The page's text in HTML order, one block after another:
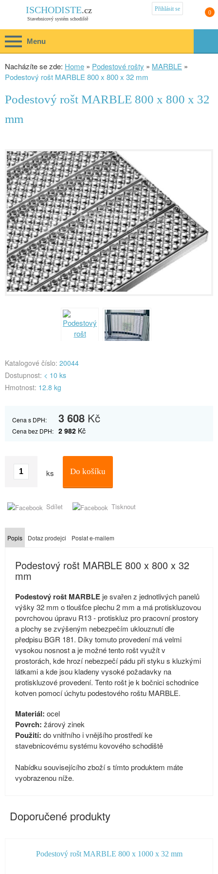
ISCHODISTE Přihlásit se
0
Menu
Nacházíte se zde: Home » Podestové rošty » MARBLE »
Podestový rošt MARBLE 800 x 800 x 32 mm
Podestový rošt MARBLE 800 x 800 x 32
mm
Katalogové číslo: 20044
Dostupnost: < 10 ks
Hmotnost: 12.8 kg
Cena s DPH: 3 608 Kč
Cena bez DPH: 2 982 Kč
ks Do košíku
Sdílet Tisknout
Popis Dotaz prodejci Poslat e-mailem
Podestový rošt MARBLE 800 x 800 x 32
mm
Podestový rošt MARBLE je svařen z jednotlivých panelů
výšky 32 mm o tloušťce plechu 2 mm a má protiskluzovou
povrchovou úpravu R13 - protiskluz pro pracovní prostory
a plochy se zvýšeným nebezpečím uklouznutí dle
předpisu BGR 181. Díky tomuto provedení má velmi
vysokou nosnost a je možné tento rošt využít v
prostorách, kde hrozí nebezpečí pádu při styku s kluzkými
látkami a kde jsou kladeny vysoké požadavky na
protiskluzové provedení. Tento rošt je k bočnici schodnice
kotven pomocí úchytu podestového roštu MARBLE.
Materiál: ocel
Povrch: žárový zinek
Použití: do vnitřního i vnějšího prostředí ke
stavebnicovému systému kovového schodiště
Nabídku souvisejícího zboží s tímto produktem máte
vyobrazenou níže.
Doporučené produkty
Podestový rošt MARBLE 800 x 1000 x 32 mm